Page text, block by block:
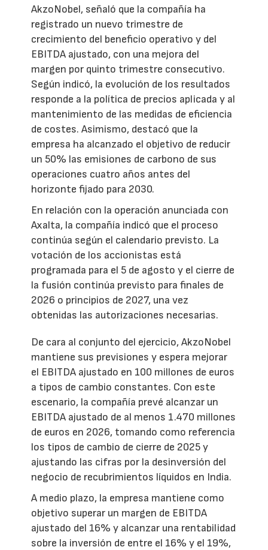
AkzoNobel, señaló que la compañía ha
registrado un nuevo trimestre de
crecimiento del beneficio operativo y del
EBITDA ajustado, con una mejora del
margen por quinto trimestre consecutivo.
Según indicó, la evolución de los resultados
responde a la política de precios aplicada y al
mantenimiento de las medidas de eficiencia
de costes. Asimismo, destacó que la
empresa ha alcanzado el objetivo de reducir
un 50% las emisiones de carbono de sus
operaciones cuatro años antes del
horizonte fijado para 2030.
En relación con la operación anunciada con
Axalta, la compañía indicó que el proceso
continúa según el calendario previsto. La
votación de los accionistas está
programada para el 5 de agosto y el cierre de
la fusión continúa previsto para finales de
2026 o principios de 2027, una vez
obtenidas las autorizaciones necesarias.
De cara al conjunto del ejercicio, AkzoNobel
mantiene sus previsiones y espera mejorar
el EBITDA ajustado en 100 millones de euros
a tipos de cambio constantes. Con este
escenario, la compañía prevé alcanzar un
EBITDA ajustado de al menos 1.470 millones
de euros en 2026, tomando como referencia
los tipos de cambio de cierre de 2025 y
ajustando las cifras por la desinversión del
negocio de recubrimientos líquidos en India.
A medio plazo, la empresa mantiene como
objetivo superar un margen de EBITDA
ajustado del 16% y alcanzar una rentabilidad
sobre la inversión de entre el 16% y el 19%,